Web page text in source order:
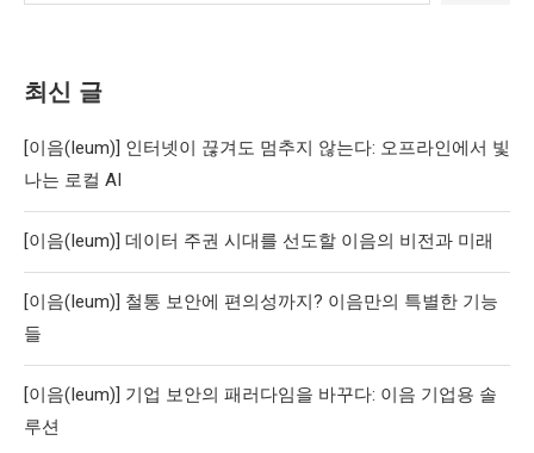
최신 글
[이음(Ieum)] 인터넷이 끊겨도 멈추지 않는다: 오프라인에서 빛
나는 로컬 AI
[이음(Ieum)] 데이터 주권 시대를 선도할 이음의 비전과 미래
[이음(Ieum)] 철통 보안에 편의성까지? 이음만의 특별한 기능
들
[이음(Ieum)] 기업 보안의 패러다임을 바꾸다: 이음 기업용 솔
루션